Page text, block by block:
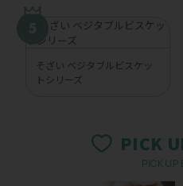
そざい ベジタブルビスケッ
トシリーズ
PICK
PICK UP